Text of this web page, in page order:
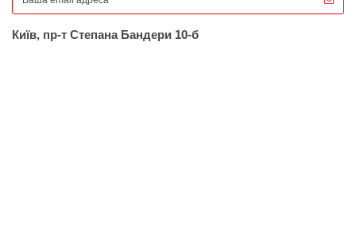
Київ, пр-т Степана Бандери 10-б